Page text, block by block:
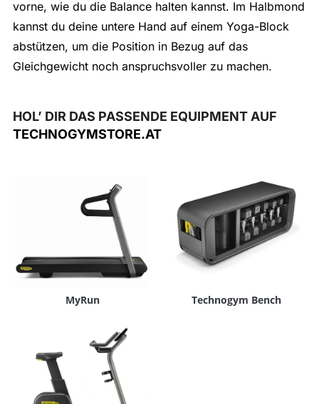
vorne, wie du die Balance halten kannst. Im Halbmond
kannst du deine untere Hand auf einem Yoga-Block
abstützen, um die Position in Bezug auf das
Gleichgewicht noch anspruchsvoller zu machen.
HOL’ DIR DAS PASSENDE EQUIPMENT AUF
TECHNOGYMSTORE.AT
MyRun Technogym Bench